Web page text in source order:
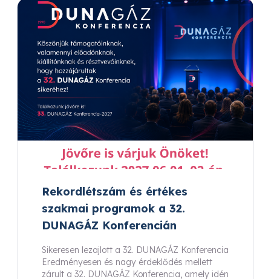
Rekordlétszám és értékes
szakmai programok a 32.
DUNAGÁZ Konferencián
Sikeresen lezajlott a 32. DUNAGÁZ Konferencia
Eredményesen és nagy érdeklődés mellett
zárult a 32. DUNAGÁZ Konferencia, amely idén